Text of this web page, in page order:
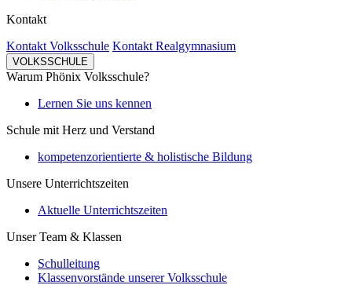
Kontakt
Kontakt Volksschule Kontakt Realgymnasium
VOLKSSCHULE
Warum Phönix Volksschule?
Lernen Sie uns kennen
Schule mit Herz und Verstand
kompetenzorientierte & holistische Bildung
Unsere Unterrichtszeiten
Aktuelle Unterrichtszeiten
Unser Team & Klassen
Schulleitung
Klassenvorstände unserer Volksschule